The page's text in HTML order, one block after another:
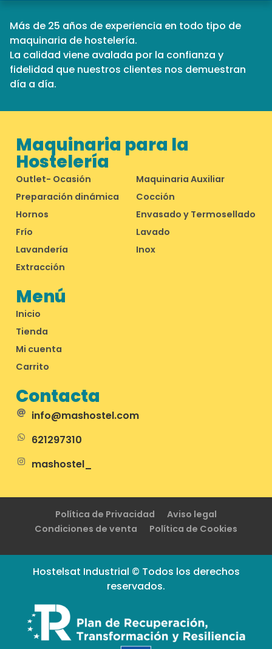
Más de 25 años de experiencia en todo tipo de
maquinaria de hostelería.
La calidad viene avalada por la confianza y
fidelidad que nuestros clientes nos demuestran
día a día.
Menú
Inicio
Tienda
Mi cuenta
Carrito
Maquinaria para la
Hostelería
Outlet- Ocasión
Maquinaria Auxiliar
Preparación dinámica
Cocción
Hornos
Envasado y Termosellado
Frío
Lavado
Lavandería
Inox
Extracción
Contacta
info@mashostel.com
621297310
mashostel_
Política de Privacidad
Aviso legal
Condiciones de venta
Política de Cookies
Hostelsat Industrial © Todos los derechos
reservados.